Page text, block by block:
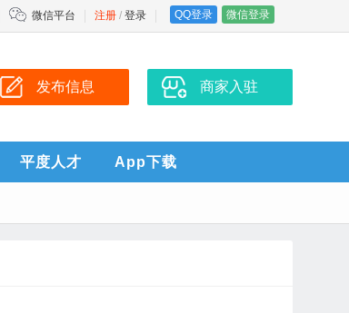
注册 / 登录 QQ登录 微信登录
微信平台
发布信息 商家入驻
平度人才 App下载